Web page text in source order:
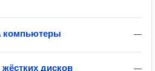
—
компьютеры
—
дисков